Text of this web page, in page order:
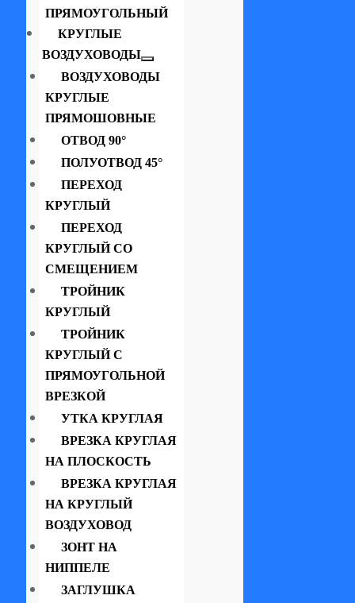
ПРЯМОУГОЛЬНЫЙ
КРУГЛЫЕ
ВОЗДУХОВОДЫ
ВОЗДУХОВОДЫ
КРУГЛЫЕ
ПРЯМОШОВНЫЕ
ОТВОД 90°
ПОЛУОТВОД 45°
ПЕРЕХОД
КРУГЛЫЙ
ПЕРЕХОД
КРУГЛЫЙ СО
СМЕЩЕНИЕМ
ТРОЙНИК
КРУГЛЫЙ
ТРОЙНИК
КРУГЛЫЙ С
ПРЯМОУГОЛЬНОЙ
ВРЕЗКОЙ
УТКА КРУГЛАЯ
ВРЕЗКА КРУГЛАЯ
НА ПЛОСКОСТЬ
ВРЕЗКА КРУГЛАЯ
НА КРУГЛЫЙ
ВОЗДУХОВОД
ЗОНТ НА
НИППЕЛЕ
ЗАГЛУШКА